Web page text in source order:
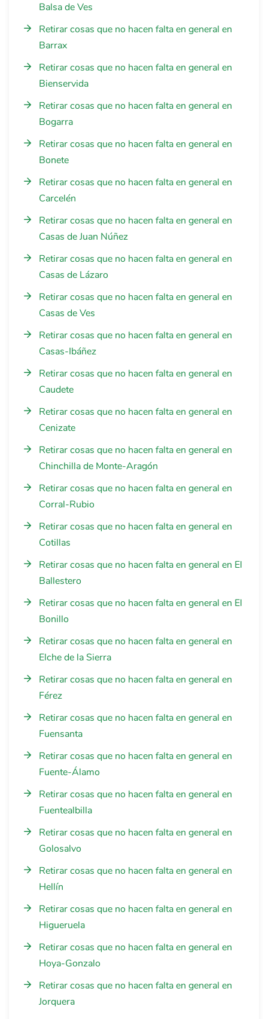
Balsa de Ves
Retirar cosas que no hacen falta en general en
Barrax
Retirar cosas que no hacen falta en general en
Bienservida
Retirar cosas que no hacen falta en general en
Bogarra
Retirar cosas que no hacen falta en general en
Bonete
Retirar cosas que no hacen falta en general en
Carcelén
Retirar cosas que no hacen falta en general en
Casas de Juan Núñez
Retirar cosas que no hacen falta en general en
Casas de Lázaro
Retirar cosas que no hacen falta en general en
Casas de Ves
Retirar cosas que no hacen falta en general en
Casas-Ibáñez
Retirar cosas que no hacen falta en general en
Caudete
Retirar cosas que no hacen falta en general en
Cenizate
Retirar cosas que no hacen falta en general en
Chinchilla de Monte-Aragón
Retirar cosas que no hacen falta en general en
Corral-Rubio
Retirar cosas que no hacen falta en general en
Cotillas
Retirar cosas que no hacen falta en general en El
Ballestero
Retirar cosas que no hacen falta en general en El
Bonillo
Retirar cosas que no hacen falta en general en
Elche de la Sierra
Retirar cosas que no hacen falta en general en
Férez
Retirar cosas que no hacen falta en general en
Fuensanta
Retirar cosas que no hacen falta en general en
Fuente-Álamo
Retirar cosas que no hacen falta en general en
Fuentealbilla
Retirar cosas que no hacen falta en general en
Golosalvo
Retirar cosas que no hacen falta en general en
Hellín
Retirar cosas que no hacen falta en general en
Higueruela
Retirar cosas que no hacen falta en general en
Hoya-Gonzalo
Retirar cosas que no hacen falta en general en
Jorquera